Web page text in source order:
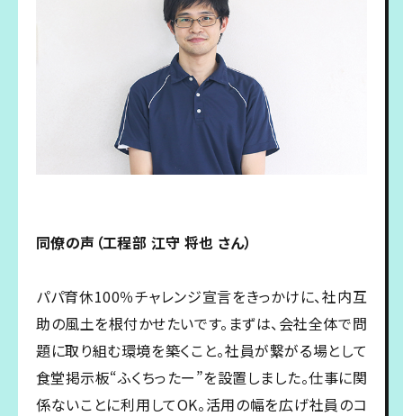
同僚の声（工程部 江守 将也 さん）
パパ育休100％チャレンジ宣言をきっかけに、社内互
助の風土を根付かせたいです。まずは、会社全体で問
題に取り組む環境を築くこと。社員が繋がる場として
食堂掲示板“ふくちったー”を設置しました。仕事に関
係ないことに利用してOK。活用の幅を広げ社員のコ